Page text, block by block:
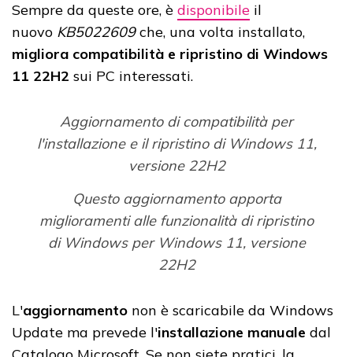
Sempre da queste ore, è disponibile il
nuovo KB5022609che, una volta installato,
migliora compatibilità e ripristino di Windows
11 22H2 sui PC interessati.
Aggiornamento di compatibilità per
l'installazione e il ripristino di Windows 11,
versione 22H2
Questo aggiornamento apporta
miglioramenti alle funzionalità di ripristino
di Windows per Windows 11, versione
22H2
L'aggiornamento non è scaricabile da Windows
Update ma prevede l'installazione manuale dal